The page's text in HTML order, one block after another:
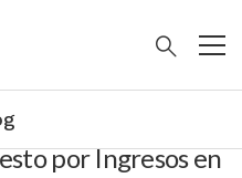
por Ingresos en